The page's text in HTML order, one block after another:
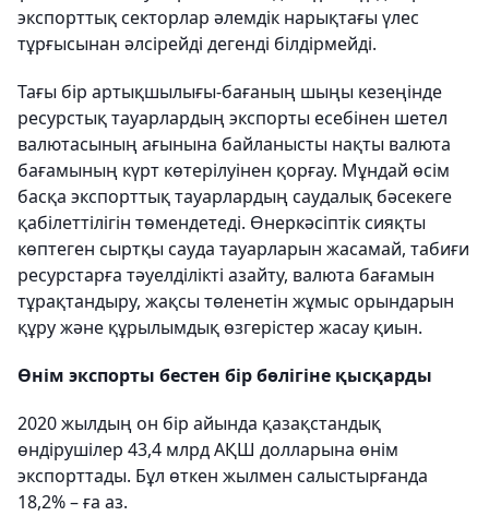
экспорттық секторлар әлемдік нарықтағы үлес
тұрғысынан әлсірейді дегенді білдірмейді.
Тағы бір артықшылығы-бағаның шыңы кезеңінде
ресурстық тауарлардың экспорты есебінен шетел
валютасының ағынына байланысты нақты валюта
бағамының күрт көтерілуінен қорғау. Мұндай өсім
басқа экспорттық тауарлардың саудалық бәсекеге
қабілеттілігін төмендетеді. Өнеркәсіптік сияқты
көптеген сыртқы сауда тауарларын жасамай, табиғи
ресурстарға тәуелділікті азайту, валюта бағамын
тұрақтандыру, жақсы төленетін жұмыс орындарын
құру және құрылымдық өзгерістер жасау қиын.
Өнім экспорты бестен бір бөлігіне қысқарды
2020 жылдың он бір айында қазақстандық
өндірушілер 43,4 млрд АҚШ долларына өнім
экспорттады. Бұл өткен жылмен салыстырғанда
18,2% – ға аз.